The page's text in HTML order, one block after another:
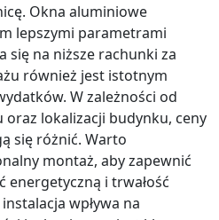
Okna aluminiowe
lepszymi parametrami
się na niższe rachunki za
również jest istotnym
W zależności od
lokalizacji budynku, ceny
się różnić. Warto
montaż, aby zapewnić
energetyczną i trwałość
wpływa na